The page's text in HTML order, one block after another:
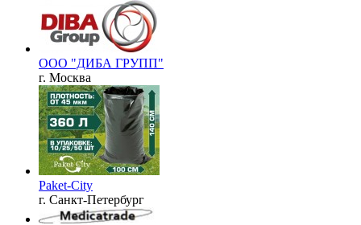
ООО "ДИБА ГРУПП"
г. Москва
Paket-City
г. Санкт-Петербург